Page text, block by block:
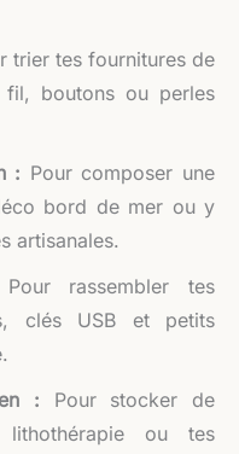
trier tes fournitures de
boutons ou perles
: Pour composer une
bord de mer ou y
artisanales.
Pour rassembler tes
clés USB et petits
: Pour stocker de
ou tes